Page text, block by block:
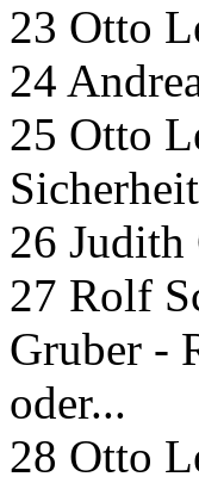
23 Otto
24
25 Otto
26 Judith
27 Rolf
Gruber -
oder...
28 Otto